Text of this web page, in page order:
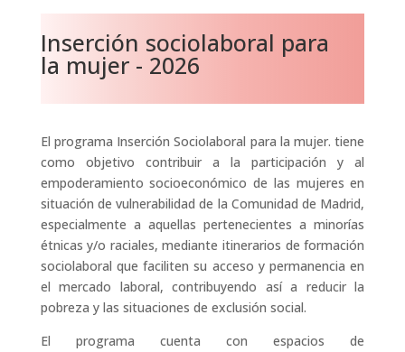
Inserción sociolaboral para
la mujer - 2026
El programa Inserción Sociolaboral para la mujer. tiene
como objetivo contribuir a la participación y al
empoderamiento socioeconómico de las mujeres en
situación de vulnerabilidad de la Comunidad de Madrid,
especialmente a aquellas pertenecientes a minorías
étnicas y/o raciales, mediante itinerarios de formación
sociolaboral que faciliten su acceso y permanencia en
el mercado laboral, contribuyendo así a reducir la
pobreza y las situaciones de exclusión social.
El programa cuenta con espacios de